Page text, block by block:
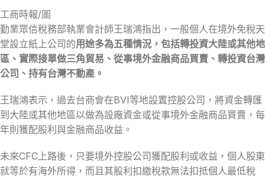
工商時報/圖
勤業眾信稅務部執業會計師王瑞鴻指出，一般個人在境外免稅天
堂設立紙上公司的用途多為五種情況，包括轉投資大陸或其他地
區、實際接單做三角貿易、從事境外金融商品買賣、轉投資台灣
公司、持有台灣不動產。
王瑞鴻表示，過去台商會在BVI等地設置控股公司，將資金轉匯
到大陸或其他地區以做為設廠資金或從事境外金融商品買賣，每
年則獲配股利與金融商品收益。
未來CFC上路後，只要境外控股公司獲配股利或收益，個人股東
就等於有海外所得，而且其股利扣繳稅款無法扣抵個人最低稅